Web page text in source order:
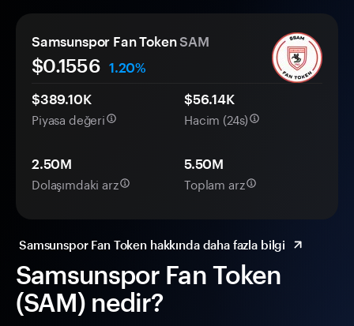
Samsunspor Fan Token
(SAM) nedir?
Samsunspor Fan TokenSAM
$0.1556
1.20%
$389.10K
Piyasa değeri
$56.14K
Hacim (24s)
2.50M
Dolaşımdaki arz
5.50M
Toplam arz
Samsunspor Fan Token hakkında daha fazla bilgi